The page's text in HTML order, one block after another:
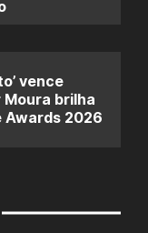
vence
Moura brilha
Awards 2026